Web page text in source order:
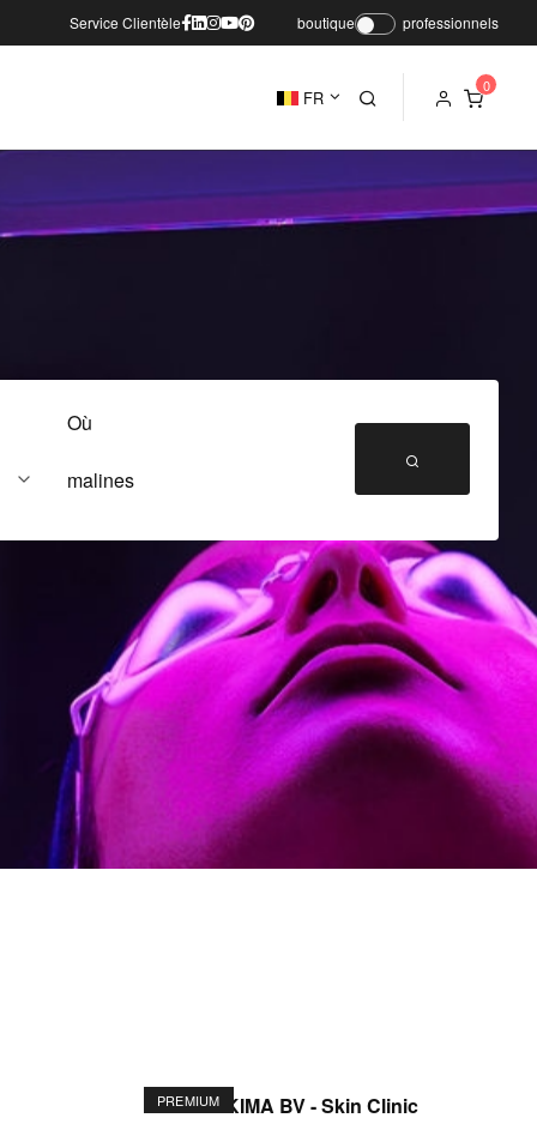
Service Clientèle boutique professionnels
FR
Où
PREMIUM KIMA BV - Skin Clinic